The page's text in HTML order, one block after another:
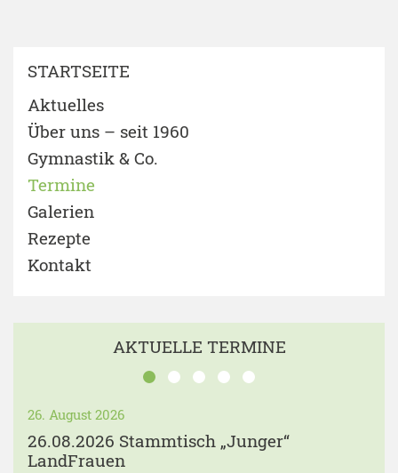
STARTSEITE
Aktuelles
Über uns – seit 1960
Gymnastik & Co.
Termine
Galerien
Rezepte
Kontakt
AKTUELLE TERMINE
26. August 2026
26.08.2026 Stammtisch „Junger“
LandFrauen